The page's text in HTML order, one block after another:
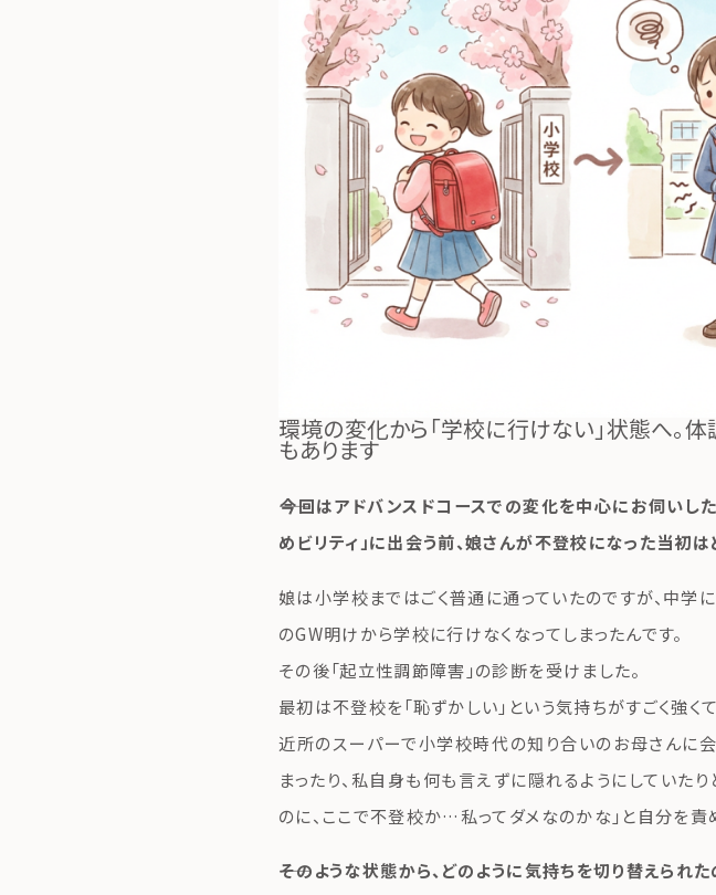
環境の変化から「学校に行けない」状態へ。
もあります
――今回はアドバンスドコースでの変化を中心にお伺いし
めビリティ」に出会う前、娘さんが不登校になった当初は
娘は小学校まではごく普通に通っていたのですが、中学
のGW明けから学校に行けなくなってしまったんです。
その後「起立性調節障害」の診断を受けました。
最初は不登校を「恥ずかしい」という気持ちがすごく強く
近所のスーパーで小学校時代の知り合いのお母さんに
まったり、私自身も何も言えずに隠れるようにしていた
のに、ここで不登校か…私ってダメなのかな」と自分を責
――そのような状態から、どのように気持ちを切り替えられ